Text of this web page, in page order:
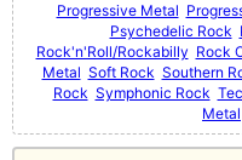
Progressive Metal
Psychedelic Rock
Rock'n'Roll/Rockabilly Rock
Metal Soft Rock Southern
Rock Symphonic Rock
Metal